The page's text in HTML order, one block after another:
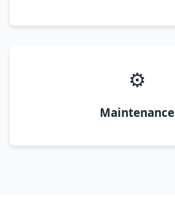
⚙️
Maintenance